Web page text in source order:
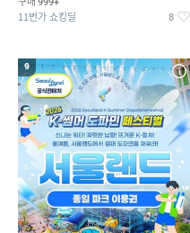
11번가 쇼킹딜 8
9